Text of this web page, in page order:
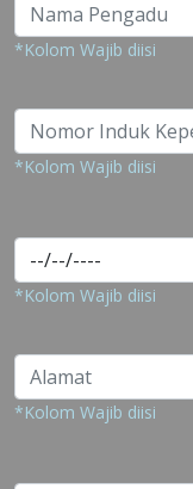
*Kolom Wajib diisi
*Kolom Wajib diisi
*Kolom Wajib diisi
*Kolom Wajib diisi